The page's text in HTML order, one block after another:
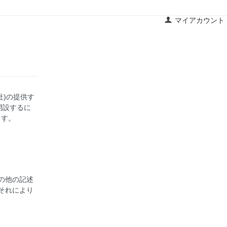
マイアカウント
)の提供す
設するに
。
他の記述
れにより